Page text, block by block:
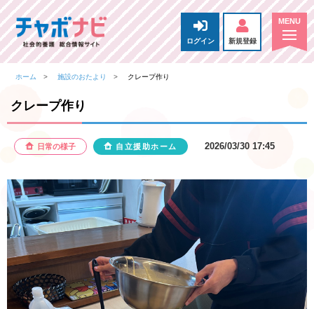
ログイン 新規登録
ホーム 施設のおたより クレープ作り
クレープ作り
日常の様子 自立援助ホーム 2026/03/30 17:45